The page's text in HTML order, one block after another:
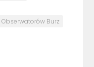
Obserwatorów Burz